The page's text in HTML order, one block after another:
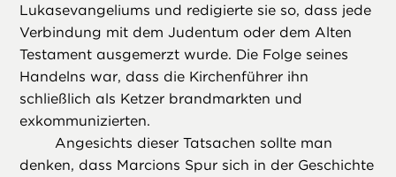
Lukasevangeliums und redigierte sie so, dass jede
Verbindung mit dem Judentum oder dem Alten
Testament ausgemerzt wurde. Die Folge seines
Handelns war, dass die Kirchenführer ihn
schließlich als Ketzer brandmarkten und
exkommunizierten.
Angesichts dieser Tatsachen sollte man
denken, dass Marcions Spur sich in der Geschichte